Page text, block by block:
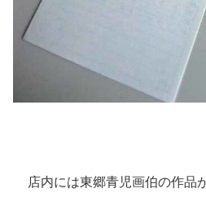
店内には東郷青児画伯の作品